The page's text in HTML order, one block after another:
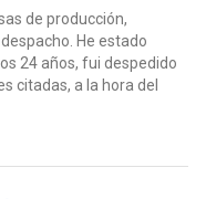
de producción,
He estado
24 años, fui despedido
citadas, a la hora del